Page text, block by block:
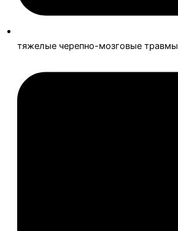
тяжелые черепно-мозговые травмы